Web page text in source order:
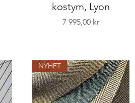
kostym, Lyon
Pris
7 995,00 kr
NYHET